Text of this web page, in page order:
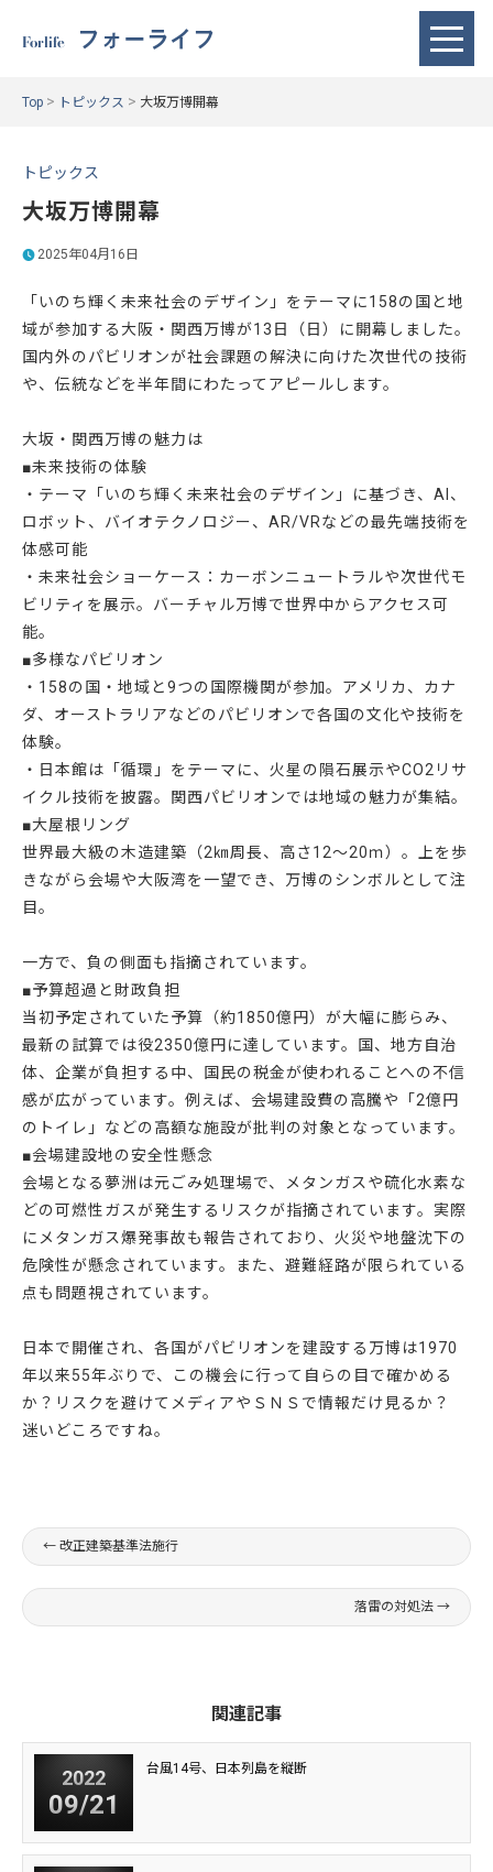
Forlife フォーライフ
Top > トピックス > 大坂万博開幕
トピックス
大坂万博開幕
2025年04月16日
「いのち輝く未来社会のデザイン」をテーマに158の国と地
域が参加する大阪・関西万博が13日（日）に開幕しました。
国内外のパビリオンが社会課題の解決に向けた次世代の技術
や、伝統などを半年間にわたってアピールします。
大坂・関西万博の魅力は
■未来技術の体験
・テーマ「いのち輝く未来社会のデザイン」に基づき、AI、
ロボット、バイオテクノロジー、AR/VRなどの最先端技術を
体感可能
・未来社会ショーケース：カーボンニュートラルや次世代モ
ビリティを展示。バーチャル万博で世界中からアクセス可
能。
■多様なパビリオン
・158の国・地域と9つの国際機関が参加。アメリカ、カナ
ダ、オーストラリアなどのパビリオンで各国の文化や技術を
体験。
・日本館は「循環」をテーマに、火星の隕石展示やCO2リサ
イクル技術を披露。関西パビリオンでは地域の魅力が集結。
■大屋根リング
世界最大級の木造建築（2㎞周長、高さ12～20ｍ）。上を歩
きながら会場や大阪湾を一望でき、万博のシンボルとして注
目。
一方で、負の側面も指摘されています。
■予算超過と財政負担
当初予定されていた予算（約1850億円）が大幅に膨らみ、
最新の試算では役2350億円に達しています。国、地方自治
体、企業が負担する中、国民の税金が使われることへの不信
感が広がっています。例えば、会場建設費の高騰や「2億円
のトイレ」などの高額な施設が批判の対象となっています。
■会場建設地の安全性懸念
会場となる夢洲は元ごみ処理場で、メタンガスや硫化水素な
どの可燃性ガスが発生するリスクが指摘されています。実際
にメタンガス爆発事故も報告されており、火災や地盤沈下の
危険性が懸念されています。また、避難経路が限られている
点も問題視されています。
日本で開催され、各国がパビリオンを建設する万博は1970
年以来55年ぶりで、この機会に行って自らの目で確かめる
か？リスクを避けてメディアやＳＮＳで情報だけ見るか？
迷いどころですね。
← 改正建築基準法施行
落雷の対処法 →
関連記事
2022
09/21
台風14号、日本列島を縦断